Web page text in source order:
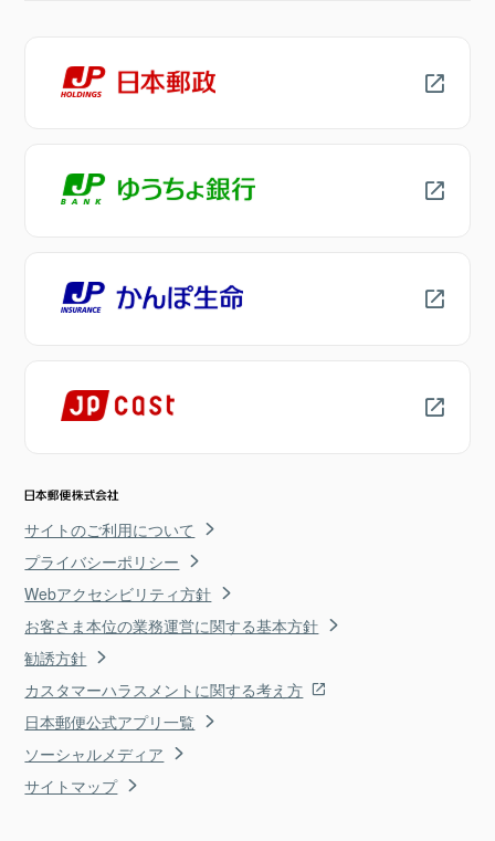
サイトのご利用について
プライバシーポリシー
Webアクセシビリティ方針
お客さま本位の業務運営に関する基本方針
勧誘方針
カスタマーハラスメントに関する考え方
日本郵便公式アプリ一覧
ソーシャルメディア
サイトマップ